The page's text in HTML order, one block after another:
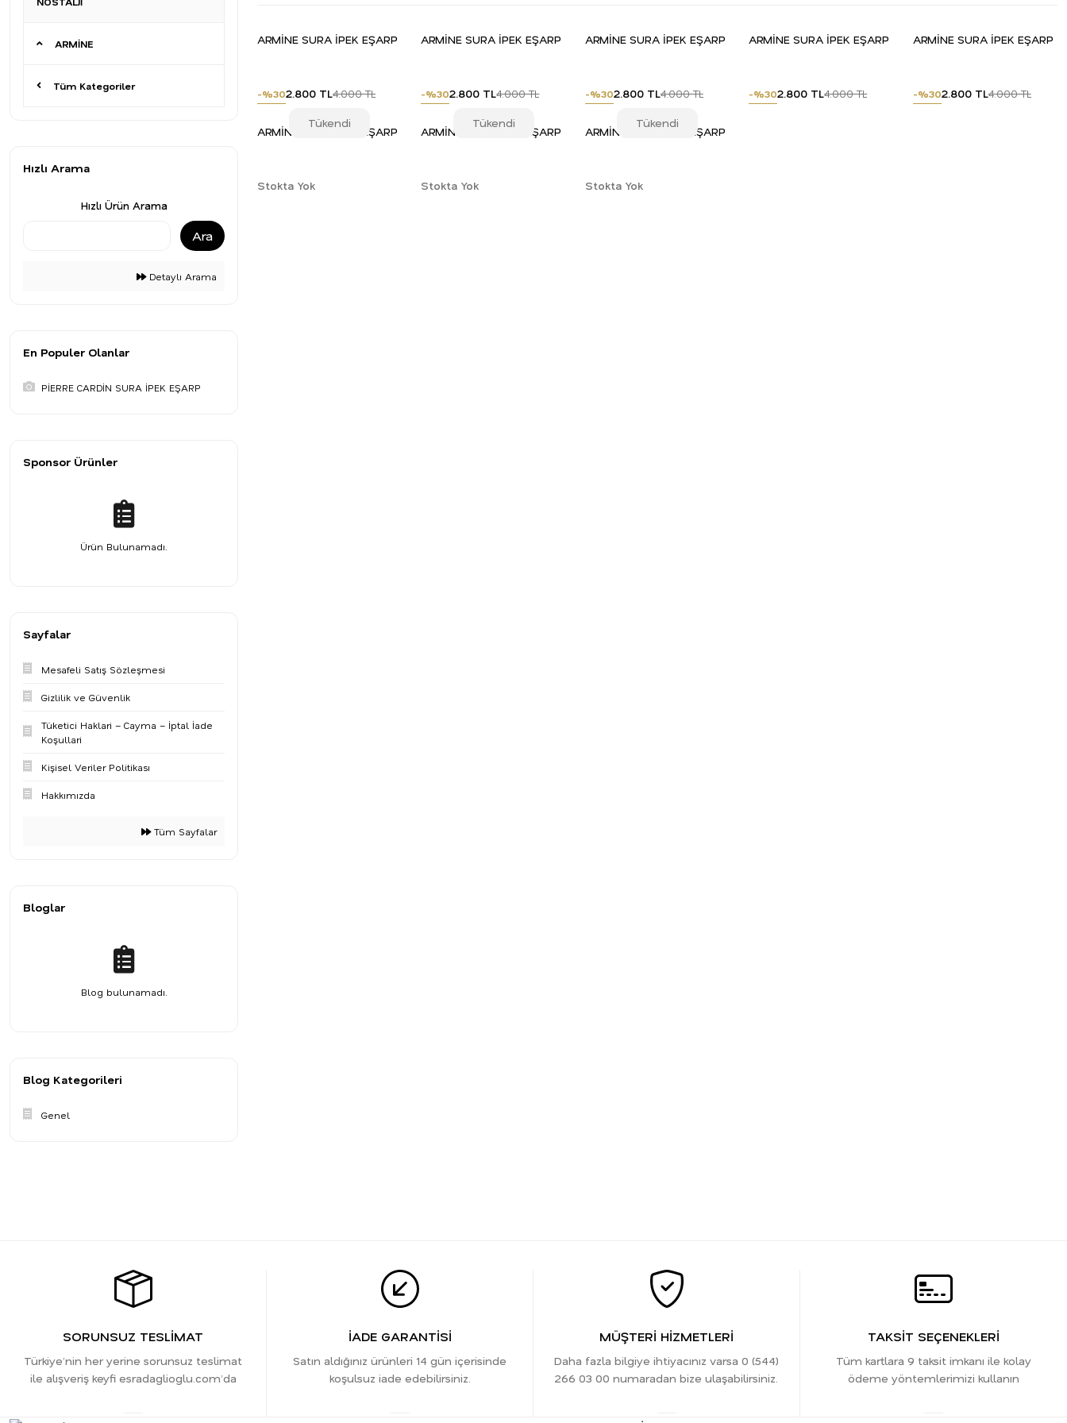
ARMİNE
Tüm Kategoriler
Hızlı Arama
Hızlı Ürün Arama
Ara
Detaylı Arama
En Populer Olanlar
PİERRE CARDİN SURA İPEK EŞARP
Sponsor Ürünler
Ürün Bulunamadı.
Sayfalar
Mesafeli Satış Sözleşmesi
Gizlilik ve Güvenlik
Tüketici Haklari – Cayma – İptal İade
Koşullari
Kişisel Veriler Politikası
Hakkımızda
Tüm Sayfalar
Bloglar
Blog bulunamadı.
Blog Kategorileri
Genel
ARMİNE SURA İPEK EŞARP
-%302.800 TL4.000 TL
ARMİNE SURA İPEK EŞARP
-%302.800 TL4.000 TL
ARMİNE SURA İPEK EŞARP
-%302.800 TL4.000 TL
ARMİNE SURA İPEK EŞARP
-%302.800 TL4.000 TL
ARMİNE SURA İPEK EŞARP
-%302.800 TL4.000 TL
Tükendi
ARMİNE SURA İPEK EŞARP
Stokta Yok
Tükendi
ARMİNE SURA İPEK EŞARP
Stokta Yok
Tükendi
ARMİNE SURA İPEK EŞARP
Stokta Yok
SORUNSUZ TESLİMAT
Türkiye’nin her yerine sorunsuz teslimat
ile alışveriş keyfi esradaglioglu.com’da
İADE GARANTİSİ
Satın aldığınız ürünleri 14 gün içerisinde
koşulsuz iade edebilirsiniz.
MÜŞTERİ HİZMETLERİ
Daha fazla bilgiye ihtiyacınız varsa 0 (544)
266 03 00 numaradan bize ulaşabilirsiniz.
TAKSİT SEÇENEKLERİ
Tüm kartlara 9 taksit imkanı ile kolay
ödeme yöntemlerimizi kullanın